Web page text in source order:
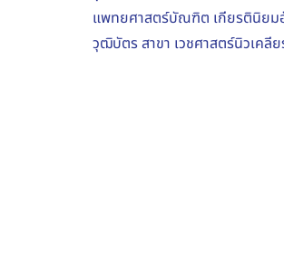
แพทยศาสตร์บัณฑิต เกียรตินิย
วุฒิบัตร สาขา เวชศาสตร์นิวเค